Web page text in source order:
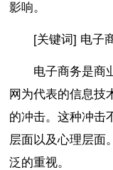
影响。
[关键词] 电子
电子商务是商
网为代表的信息技
的冲击。这种冲击
层面以及心理层面
泛的重视。